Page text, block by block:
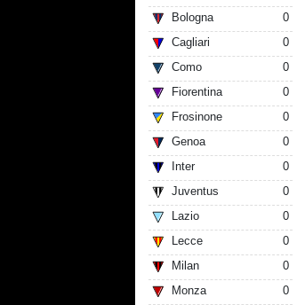
Bologna
0
Cagliari
0
Como
0
Fiorentina
0
Frosinone
0
Genoa
0
Inter
0
Juventus
0
Lazio
0
Lecce
0
Milan
0
Monza
0